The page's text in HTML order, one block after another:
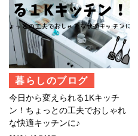
暮らしのブログ
今日から変えられる1Kキッチ
ン！ちょっとの工夫でおしゃれ
な快適キッチンに♪